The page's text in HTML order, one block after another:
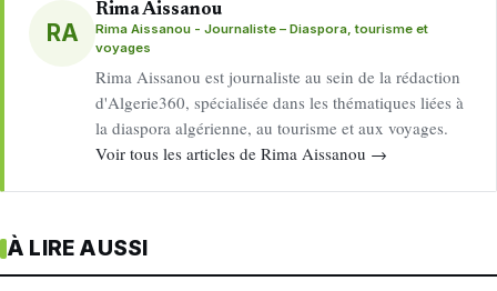
RA
Rima Aissanou
Rima Aissanou - Journaliste – Diaspora, tourisme et
voyages
Rima Aissanou est journaliste au sein de la rédaction
d'Algerie360, spécialisée dans les thématiques liées à
la diaspora algérienne, au tourisme et aux voyages.
Voir tous les articles de Rima Aissanou →
À LIRE AUSSI